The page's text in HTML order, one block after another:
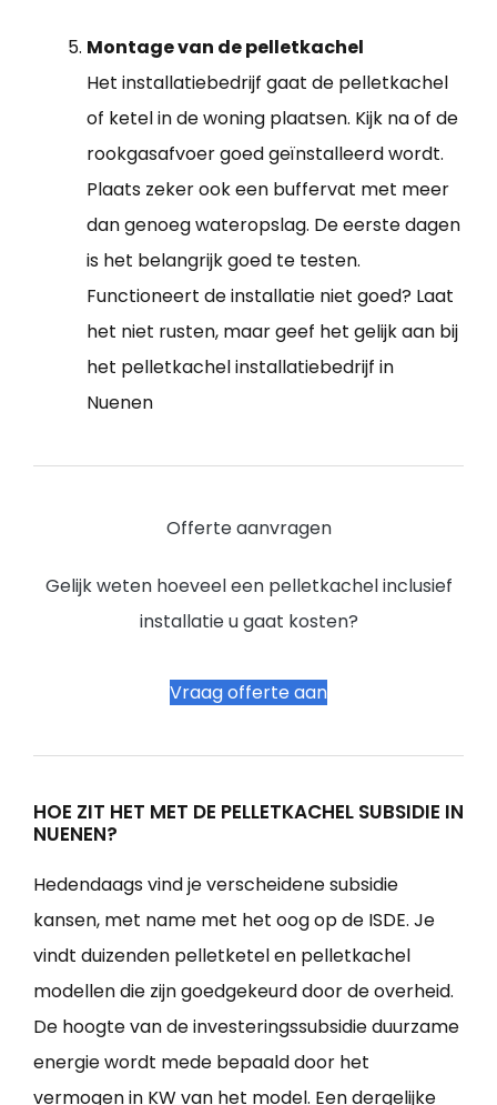
Montage van de pelletkachel
Het installatiebedrijf gaat de pelletkachel
of ketel in de woning plaatsen. Kijk na of de
rookgasafvoer goed geïnstalleerd wordt.
Plaats zeker ook een buffervat met meer
dan genoeg wateropslag. De eerste dagen
is het belangrijk goed te testen.
Functioneert de installatie niet goed? Laat
het niet rusten, maar geef het gelijk aan bij
het pelletkachel installatiebedrijf in
Nuenen
Offerte aanvragen
Gelijk weten hoeveel een pelletkachel inclusief
installatie u gaat kosten?
Vraag offerte aan
HOE ZIT HET MET DE PELLETKACHEL SUBSIDIE IN
NUENEN?
Hedendaags vind je verscheidene subsidie
kansen, met name met het oog op de ISDE. Je
vindt duizenden pelletketel en pelletkachel
modellen die zijn goedgekeurd door de overheid.
De hoogte van de investeringssubsidie duurzame
energie wordt mede bepaald door het
vermogen in KW van het model. Een dergelijke